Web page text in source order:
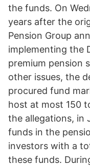
the funds. On
years after the
Pension Group
implementing the
premium pension
other issues, the
procured fund
host at most 150
the allegations, in
funds in the
investors with a
these funds.